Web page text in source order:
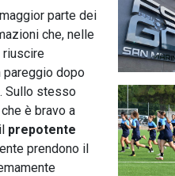
parte dei
che, nelle
riuscire
pareggio dopo
Sullo stesso
che è bravo a
prepotente
prendono il